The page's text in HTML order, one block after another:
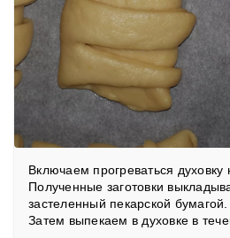
Включаем прогреваться духовку
Полученные заготовки
застеленный пекарской
Затем выпекаем в духовке в